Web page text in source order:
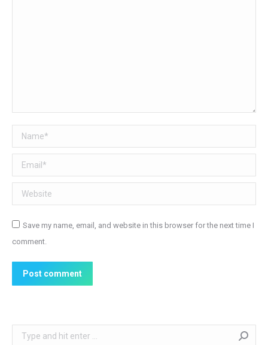
Name *
Email *
Website
Save my name, email, and website in this browser for the next time I
comment.
Post comment
Search: